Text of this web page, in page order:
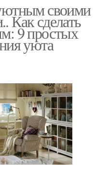
своими
Как сделать
9 простых
уюта